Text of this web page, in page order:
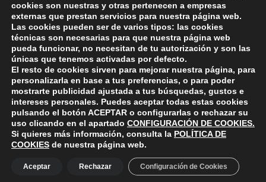
Skip back to main navigation
ayuntamiento de polanco
AYUNTAMIENTO DE POLANCO
Ayuntamiento de Polanco. La iglesia R-29 39313 Polanco
+34 942 82 42 00
+34 942 82 49 75
cookies son nuestras y otras pertenecen a empresas
externas que prestan servicios para nuestra página web.
Las cookies pueden ser de varios tipos: las cookies
técnicas son necesarias para que nuestra página web
pueda funcionar, no necesitan de tu autorización y son las
únicas que tenemos activadas por defecto.
El resto de cookies sirven para mejorar nuestra página, para
personalizarla en base a tus preferencias, o para poder
mostrarte publicidad ajustada a tus búsquedas, gustos e
intereses personales. Puedes aceptar todas estas cookies
pulsando el botón ACEPTAR o configurarlas o rechazar su
uso clicando en el apartado CONFIGURACIÓN DE COOKIES.
Si quieres más información, consulta la POLÍTICA DE
COOKIES de nuestra página web.
Aceptar Rechazar Configuración de Cookies